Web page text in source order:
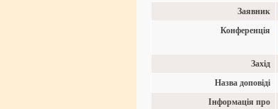
Заявник
Конференція
Захід
Назва доповіді
Інформація про